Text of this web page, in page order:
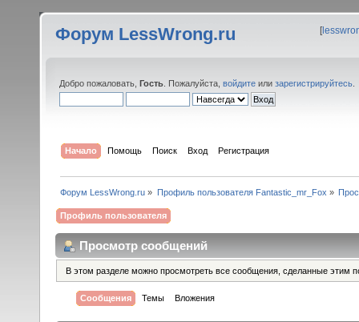
Форум LessWrong.ru [
Добро пожаловать, Гость . Пожалуйста, войдите или зарегистрируйтесь
Начало Помощь Поиск Вход Регистрация
Форум LessWrong.ru » Профиль пользователя Fantastic_mr_Fox »
Профиль пользователя
Просмотр сообщений
В этом разделе можно просмотреть все сообщения, сделанные этим
Сообщения Темы Вложения